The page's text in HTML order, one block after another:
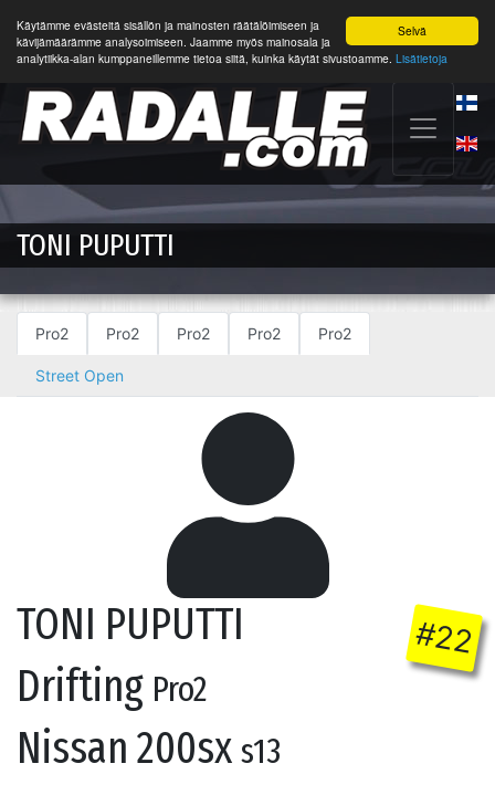
Selvä
Käytämme evästeitä sisällön ja mainosten räätälöimiseen ja
kävijämäärämme analysoimiseen. Jaamme myös mainosala ja
analytiikka-alan kumppaneillemme tietoa siitä, kuinka käytät sivustoamme. Lisätietoja
TONI PUPUTTI
Pro2 Pro2 Pro2 Pro2 Pro2
Street Open
#22
TONI PUPUTTI
Drifting Pro2
Nissan 200sx s13